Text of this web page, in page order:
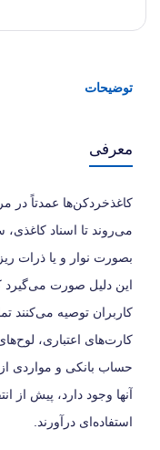
توضیحات
معرفی
کاغذخردکن‌ها عمدتاً در
می‌روند تا اسناد
بصورت نوار و یا ذرات ریز
این دلیل صورت
کاربران توصیه می‌کنند
کارت‌های اعتباری،
حساب بانکی و مواردی
آنها وجود دارد، پیش از
استفاده‌ای درآورند.